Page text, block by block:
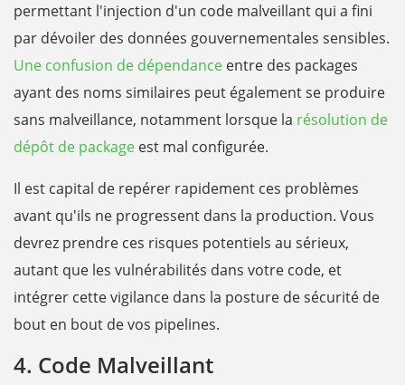
permettant l'injection d'un code malveillant qui a fini
par dévoiler des données gouvernementales sensibles.
Une confusion de dépendance entre des packages
ayant des noms similaires peut également se produire
sans malveillance, notamment lorsque la résolution de
dépôt de package est mal configurée.
Il est capital de repérer rapidement ces problèmes
avant qu'ils ne progressent dans la production. Vous
devrez prendre ces risques potentiels au sérieux,
autant que les vulnérabilités dans votre code, et
intégrer cette vigilance dans la posture de sécurité de
bout en bout de vos pipelines.
4. Code Malveillant